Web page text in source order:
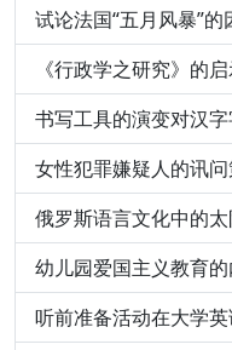
试论法国“五月风暴”的
《行政学之研究》的
书写工具的演变对汉
女性犯罪嫌疑人的讯
俄罗斯语言文化中的
幼儿园爱国主义教育
听前准备活动在大学